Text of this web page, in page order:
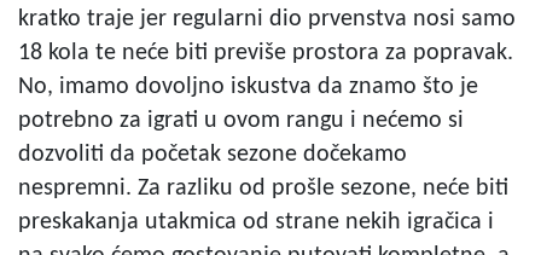
kratko traje jer regularni dio prvenstva nosi samo
18 kola te neće biti previše prostora za popravak.
No, imamo dovoljno iskustva da znamo što je
potrebno za igrati u ovom rangu i nećemo si
dozvoliti da početak sezone dočekamo
nespremni. Za razliku od prošle sezone, neće biti
preskakanja utakmica od strane nekih igračica i